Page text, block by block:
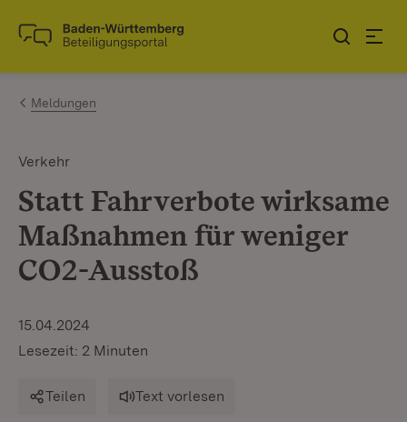
Zum Inhalt springen
Link zur Startseite
Meldungen
Verkehr
Statt Fahrverbote wirksame
Maßnahmen für weniger
CO2-Ausstoß
15.04.2024
Lesezeit: 2 Minuten
Teilen Text vorlesen